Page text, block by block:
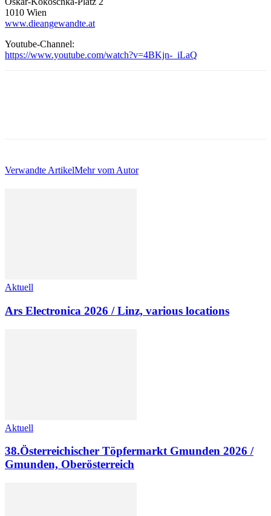
1010 Wien
www.dieangewandte.at
Youtube-Channel:
https://www.youtube.com/watch?v=4BKjn-_iLaQ
Verwandte ArtikelMehr vom Autor
Aktuell
Ars Electronica 2026 / Linz, various locations
Aktuell
38.Österreichischer Töpfermarkt Gmunden 2026 /
Gmunden, Oberösterreich